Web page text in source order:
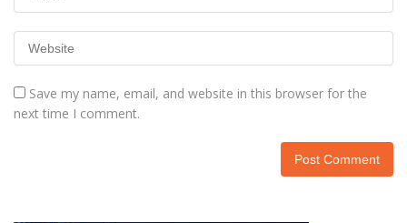
Save my name, email, and website in this browser for the
next time I comment.